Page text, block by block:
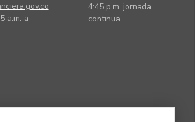
a.m. a
4:45 p.m. jornada
continua